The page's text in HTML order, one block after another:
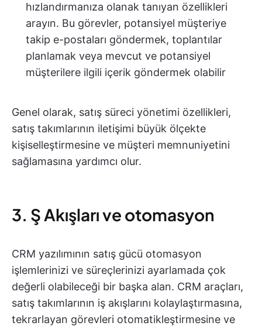
hızlandırmanıza olanak tanıyan özellikleri
arayın. Bu görevler, potansiyel müşteriye
takip e-postaları göndermek, toplantılar
planlamak veya mevcut ve potansiyel
müşterilere ilgili içerik göndermek olabilir
Genel olarak, satış süreci yönetimi özellikleri,
satış takımlarının iletişimi büyük ölçekte
kişiselleştirmesine ve müşteri memnuniyetini
sağlamasına yardımcı olur.
3. Ş Akışları ve otomasyon
CRM yazılımının satış gücü otomasyon
işlemlerinizi ve süreçlerinizi ayarlamada çok
değerli olabileceği bir başka alan. CRM araçları,
satış takımlarının iş akışlarını kolaylaştırmasına,
tekrarlayan görevleri otomatikleştirmesine ve